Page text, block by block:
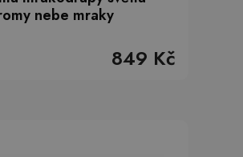
nebe mraky
849 Kč